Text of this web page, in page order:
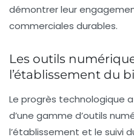
démontrer leur
commerciales durables.
Les outils
l’établissement du
Le progrès technologique
d’une gamme d’outils
l’établissement et le suivi